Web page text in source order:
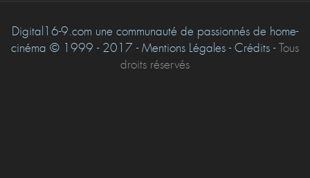
Digital16-9.com une communauté de passionnés de home-
cinéma © 1999 - 2017 - Mentions Légales - Crédits -Tous
droits réservés